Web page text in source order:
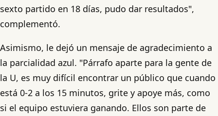
sexto partido en 18 días, pudo dar resultados",
complementó.
Asimismo, le dejó un mensaje de agradecimiento a
la parcialidad azul. "Párrafo aparte para la gente de
la U, es muy difícil encontrar un público que cuando
está 0-2 a los 15 minutos, grite y apoye más, como
si el equipo estuviera ganando. Ellos son parte de